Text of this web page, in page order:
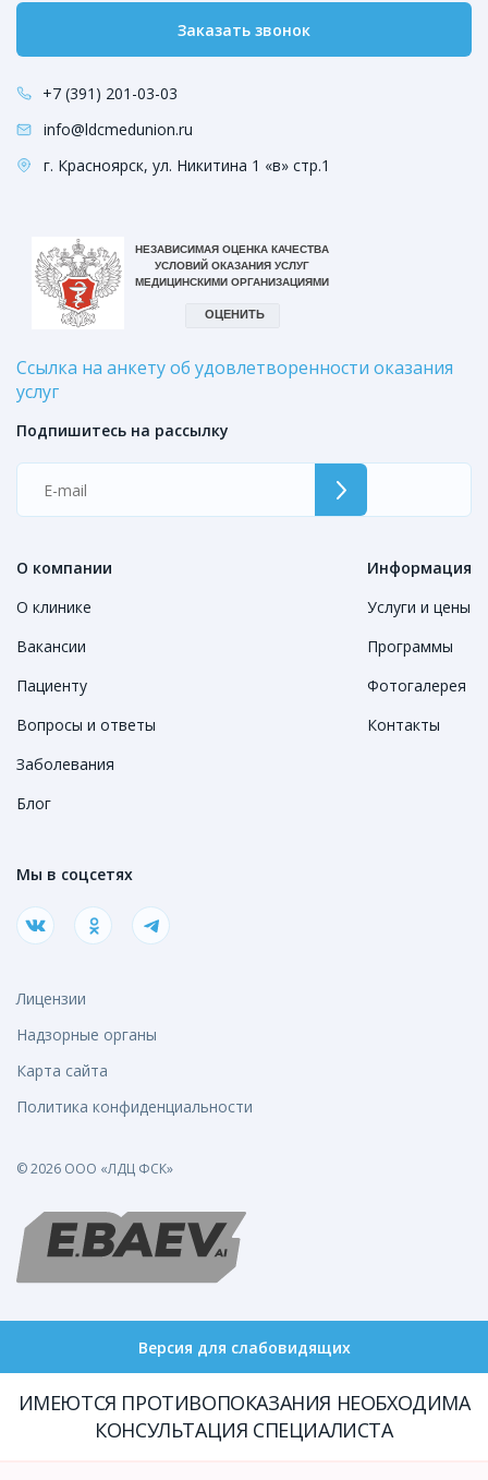
Заказать звонок
+7 (391) 201-03-03
info@ldcmedunion.ru
г. Красноярск, ул. Никитина 1 «в» стр.1
Ссылка на анкету об удовлетворенности оказания
услуг
О компании
О клинике
Вакансии
Пациенту
Вопросы и ответы
Заболевания
Блог
Информация
Услуги и цены
Программы
Фотогалерея
Контакты
Подпишитесь на рассылку
Мы в соцсетях
Лицензии
Надзорные органы
Карта сайта
Политика конфиденциальности
© 2026 ООО «ЛДЦ ФСК»
Версия для слабовидящих
ИМЕЮТСЯ ПРОТИВОПОКАЗАНИЯ НЕОБХОДИМА
КОНСУЛЬТАЦИЯ СПЕЦИАЛИСТА